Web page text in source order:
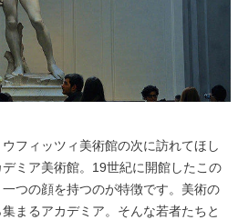
ウフィッツィ美術館の次に訪れてほし
ミア美術館。19世紀に開館したこの
つの顔を持つのが特徴です。美術の
まるアカデミア。そんな若者たちと